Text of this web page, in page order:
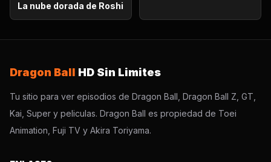
La nube dorada de Roshi
explota!
Dragon Ball HD Sin Limites
Tu sitio para ver episodios de Dragon Ball, Dragon Ball Z, GT,
Kai, Super y peliculas. Dragon Ball es propiedad de Toei
Animation, Fuji TV y Akira Toriyama.